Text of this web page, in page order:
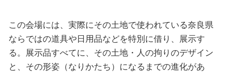
この会場には、実際にその土地で使われている奈良県
ならではの道具や日用品などを特別に借り、展示す
る。展示品すべてに、その土地・人の拘りのデザイン
と、その形姿（なりかたち）になるまでの進化があ